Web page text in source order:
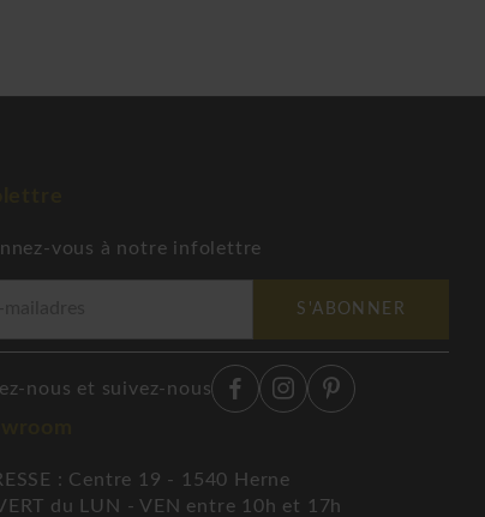
vous à notre infolettre
S'ABONNER
nous et suivez-nous
: Centre 19 - 1540 Herne
du LUN - VEN entre 10h et 17h